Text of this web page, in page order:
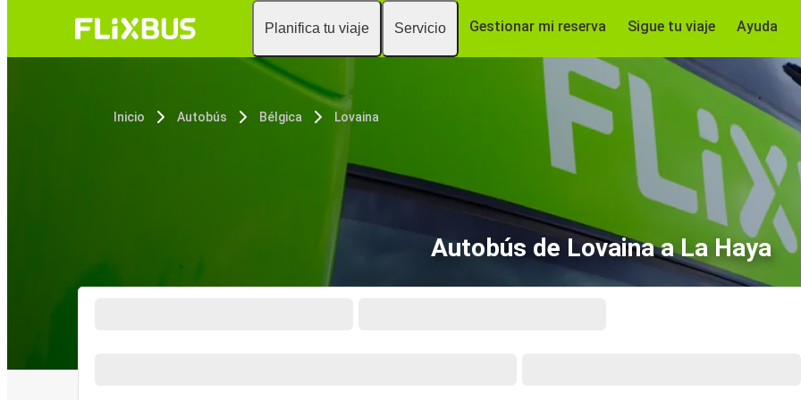
Planifica tu viaje Servicio Gestionar mi reserva Sigue tu viaje Ayuda
Inicio Autobús Bélgica Lovaina
Autobús de Lovaina a La Haya